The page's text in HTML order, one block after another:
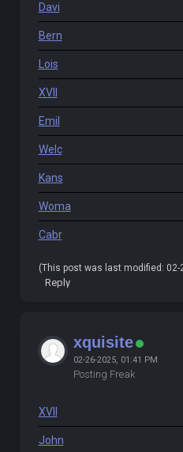
Davi
Bern
Lois
XVII
Emil
Welc
Kans
Woma
Cabr
(This post was last modified: 02-
Reply
xquisite
02-26-2025, 01:41 PM
Posting Freak
XVII
John